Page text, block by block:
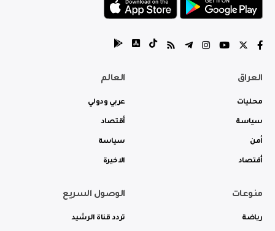
العراق
محليات
سياسة
أمن
أقتصاد
العالم
عربي ودولي
أقتصاد
سياسة
الاخيرة
منوعات
رياضة
الوصول السريع
تردد قناة الرشيد